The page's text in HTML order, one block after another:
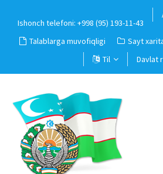
Ishonch telefoni: +998 (95) 193-11-43
Talablarga muvofiqligi Sayt
Til
Davlat